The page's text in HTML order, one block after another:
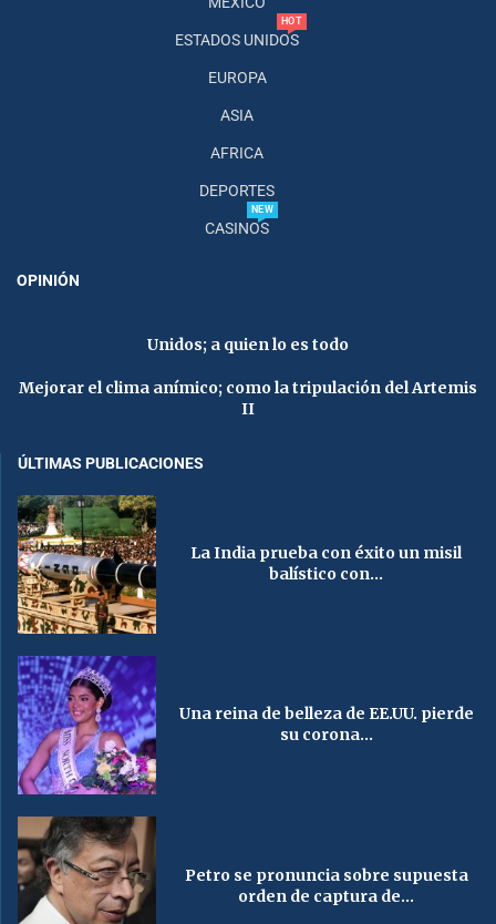
ESTADOS UNIDOS
HOT
EUROPA
ASIA
AFRICA
DEPORTES
CASINOS
NEW
OPINIÓN
Unidos; a quien lo es todo
Mejorar el clima anímico; como la tripulación del Artemis
II
ÚLTIMAS PUBLICACIONES
La India prueba con éxito un misil
balístico con...
Una reina de belleza de EE.UU. pierde
su corona...
Petro se pronuncia sobre supuesta
orden de captura de...